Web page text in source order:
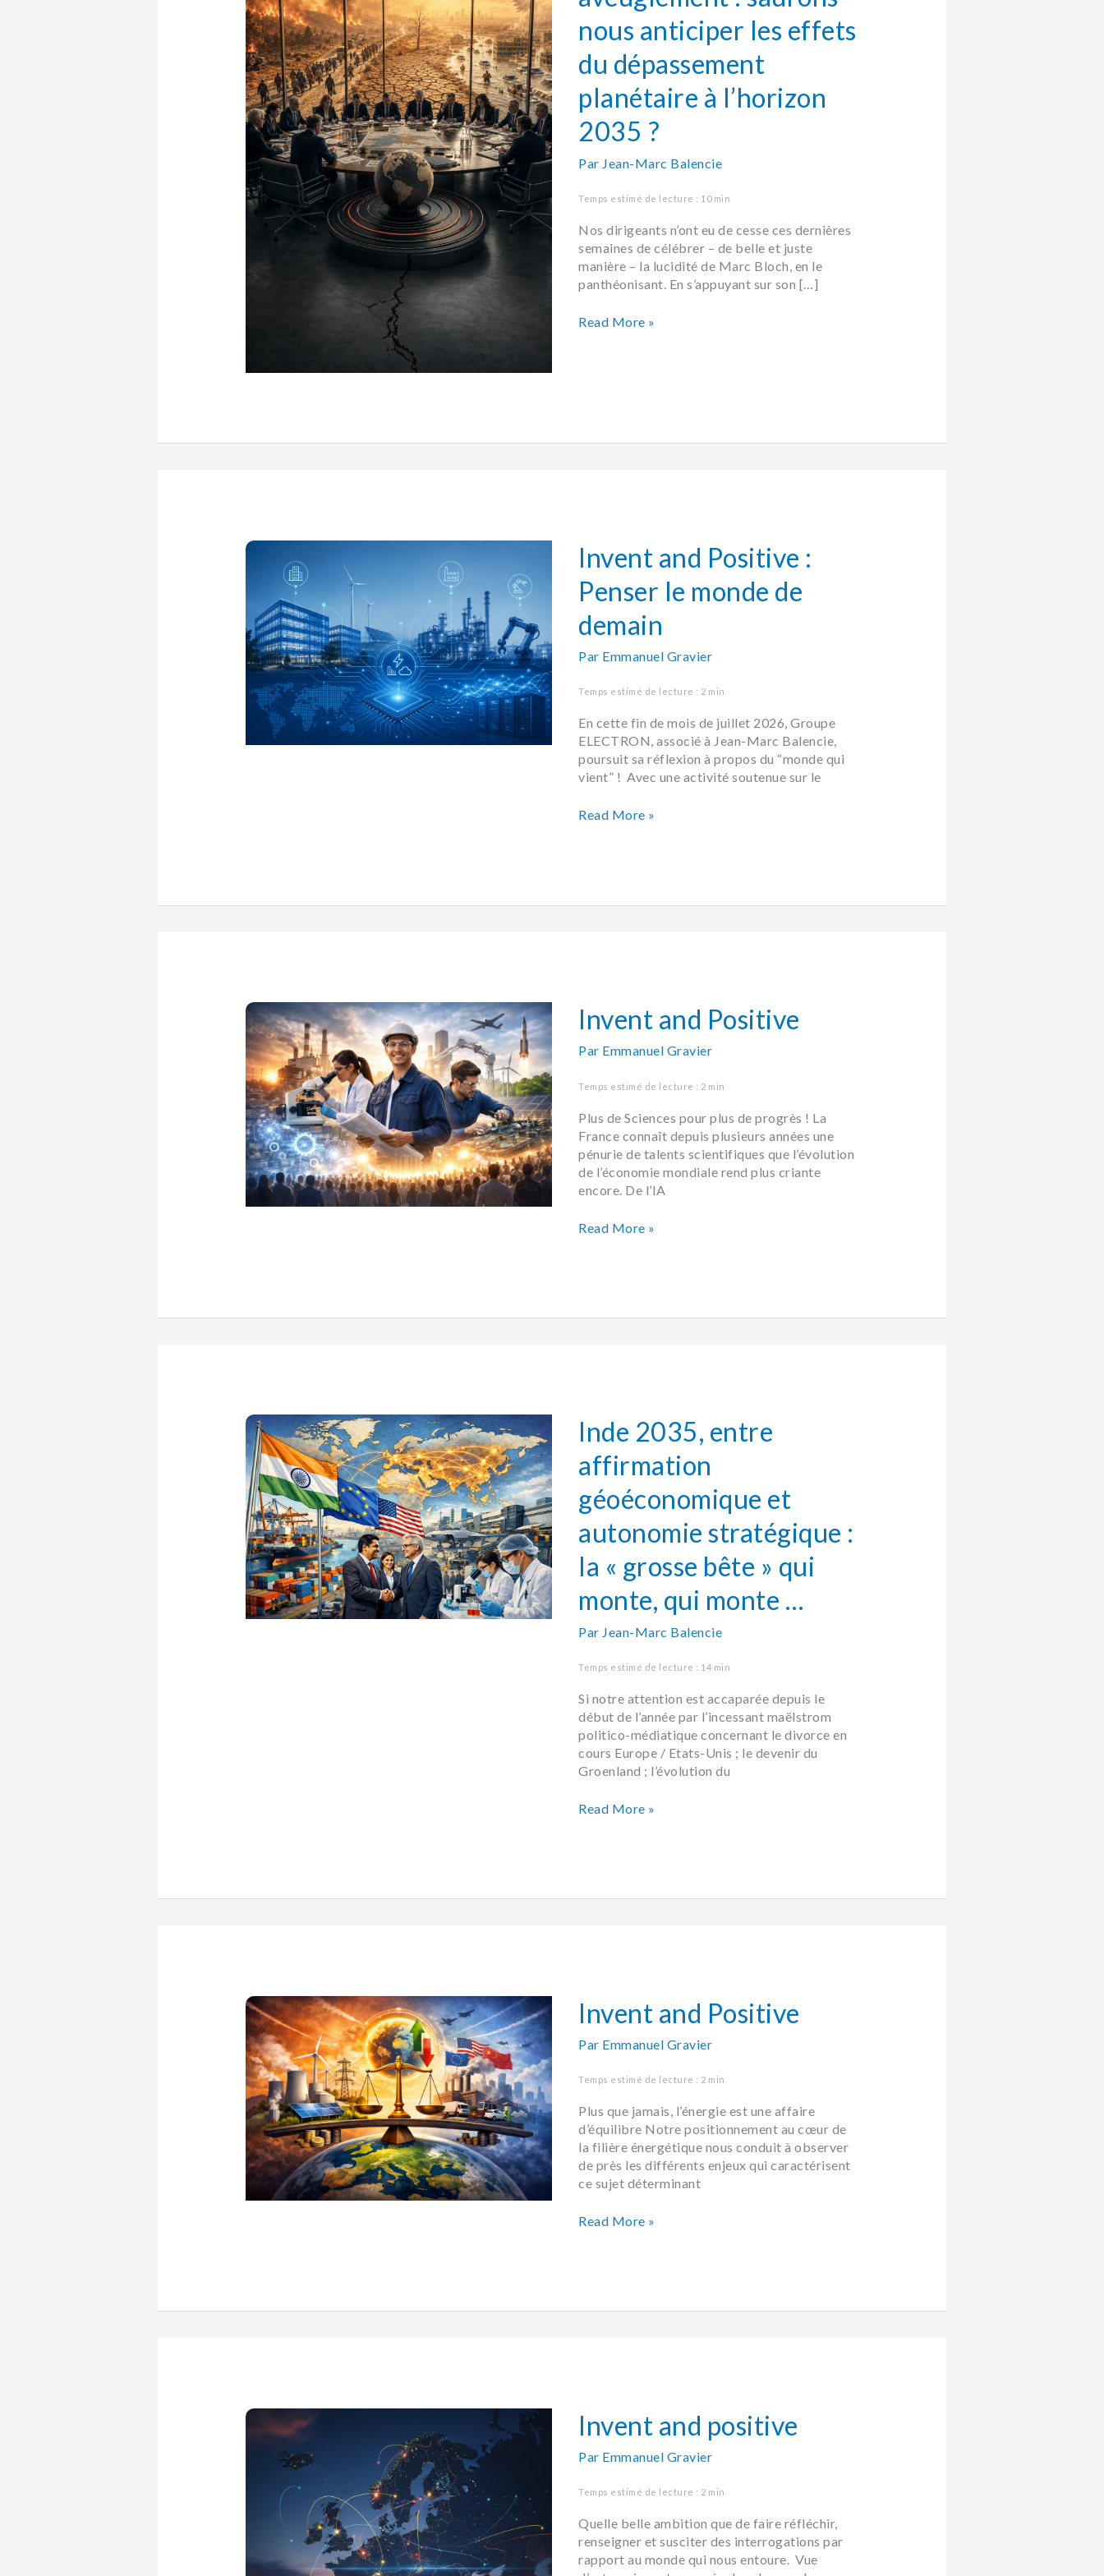
nous anticiper les effets
du dépassement
planétaire à l’horizon
2035 ?
Par Jean-Marc Balencie
Temps estimé de lecture : 10 min
Nos dirigeants n’ont eu de cesse ces dernières
semaines de célébrer – de belle et juste
manière – la lucidité de Marc Bloch, en le
panthéonisant. En s’appuyant sur son […]
anticiper
effets
dépassement
planétaire
à
l’horizon
?
Read More »
Invent and Positive :
Penser le monde de
demain
Par Emmanuel Gravier
Temps estimé de lecture : 2 min
En cette fin de mois de juillet 2026, Groupe
ELECTRON, associé à Jean-Marc Balencie,
poursuit sa réflexion à propos du “monde qui
vient” ! Avec une activité soutenue sur le
Penser
le
monde
de
demain
Read More »
Invent and Positive
Par Emmanuel Gravier
Temps estimé de lecture : 2 min
Plus de Sciences pour plus de progrès ! La
France connaît depuis plusieurs années une
pénurie de talents scientifiques que l’évolution
de l’économie mondiale rend plus criante
encore. De l’IA
Read More »
Inde 2035, entre
affirmation
géoéconomique et
autonomie stratégique :
la « grosse bête » qui
monte, qui monte …
Par Jean-Marc Balencie
Temps estimé de lecture : 14 min
Si notre attention est accaparée depuis le
début de l’année par l’incessant maëlstrom
politico-médiatique concernant le divorce en
cours Europe / Etats-Unis ; le devenir du
Groenland ; l’évolution du
géoéconomique
et
autonomie
stratégique
:
la
« grosse
qui
qui
…
Read More »
Invent and Positive
Par Emmanuel Gravier
Temps estimé de lecture : 2 min
Plus que jamais, l’énergie est une affaire
d’équilibre Notre positionnement au cœur de
la filière énergétique nous conduit à observer
de près les différents enjeux qui caractérisent
ce sujet déterminant
Read More »
Invent and positive
Par Emmanuel Gravier
Temps estimé de lecture : 2 min
Quelle belle ambition que de faire réfléchir,
renseigner et susciter des interrogations par
rapport au monde qui nous entoure. Vue